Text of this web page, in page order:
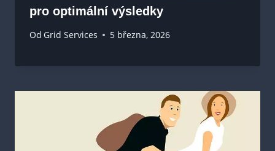
pro optimální výsledky
Od Grid Services 5 března, 2026